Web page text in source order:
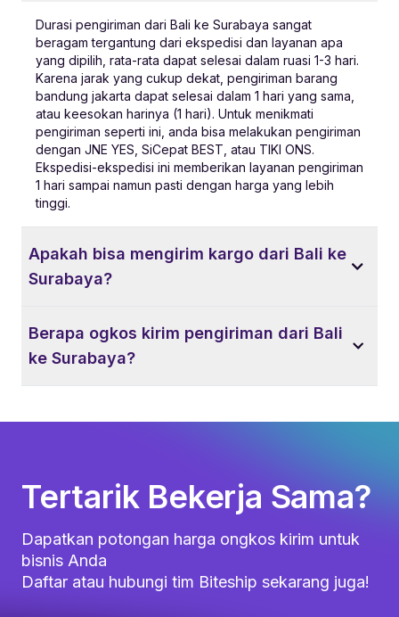
Durasi pengiriman dari Bali ke Surabaya sangat
beragam tergantung dari ekspedisi dan layanan apa
yang dipilih, rata-rata dapat selesai dalam ruasi 1-3 hari.
Karena jarak yang cukup dekat, pengiriman barang
bandung jakarta dapat selesai dalam 1 hari yang sama,
atau keesokan harinya (1 hari). Untuk menikmati
pengiriman seperti ini, anda bisa melakukan pengiriman
dengan JNE YES, SiCepat BEST, atau TIKI ONS.
Ekspedisi-ekspedisi ini memberikan layanan pengiriman
1 hari sampai namun pasti dengan harga yang lebih
tinggi.
Apakah bisa mengirim kargo dari Bali ke
Surabaya?
Berapa ogkos kirim pengiriman dari Bali
ke Surabaya?
Tertarik Bekerja Sama?
Dapatkan potongan harga ongkos kirim untuk
bisnis Anda
Daftar atau hubungi tim Biteship sekarang juga!